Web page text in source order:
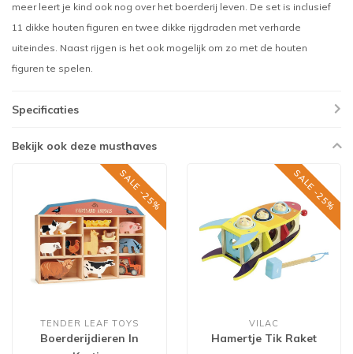
meer leert je kind ook nog over het boerderij leven. De set is inclusief
11 dikke houten figuren en twee dikke rijgdraden met verharde
uiteindes. Naast rijgen is het ook mogelijk om zo met de houten
figuren te spelen.
Specificaties
Bekijk ook deze musthaves
SALE -25%
TENDER LEAF TOYS
Boerderijdieren In
SALE -25%
VILAC
Hamertje Tik Raket